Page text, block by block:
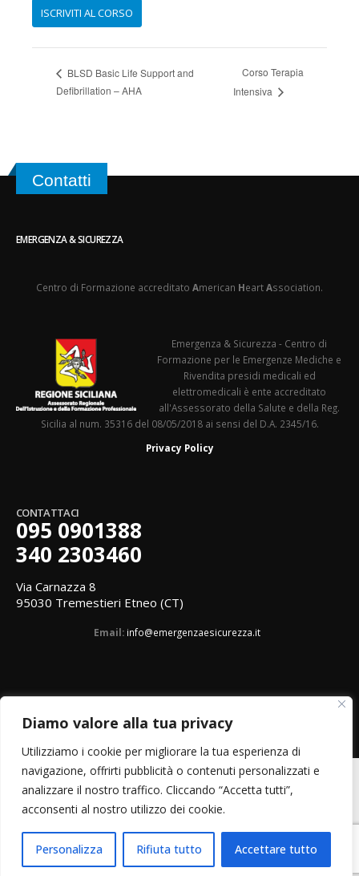
Diamo valore alla tua privacy
Utilizziamo i cookie per migliorare la tua esperienza di
navigazione, offrirti pubblicità o contenuti personalizzati e
analizzare il nostro traffico. Cliccando “Accetta tutti”,
acconsenti al nostro utilizzo dei cookie.
Personalizza Rifiuta tutto Accettare tutto
BLSD Basic Life Support and
Defibrillation – AHA
Corso Terapia
Intensiva
Contatti
EMERGENZA & SICUREZZA
Centro di Formazione accreditato American HeartAssociation.
Emergenza & Sicurezza - Centro di
Formazione per le Emergenze Mediche e
Rivendita presidi medicali ed
elettromedicali è ente accreditato
all'Assessorato della Salute e della Reg.
Sicilia al num. 35316 del 08/05/2018 ai sensi del D.A. 2345/16.
Privacy Policy
CONTATTACI
095 0901388
340 2303460
Via Carnazza 8
95030 Tremestieri Etneo (CT)
Email: info@emergenzaesicurezza.it
P.I. 05456740876 © Copyright 2018. Tutti i diritti riservati.